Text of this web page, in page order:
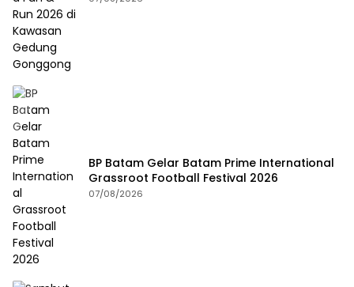
BP Batam Gelar Batam Prime International
Grassroot Football Festival 2026
07/08/2026